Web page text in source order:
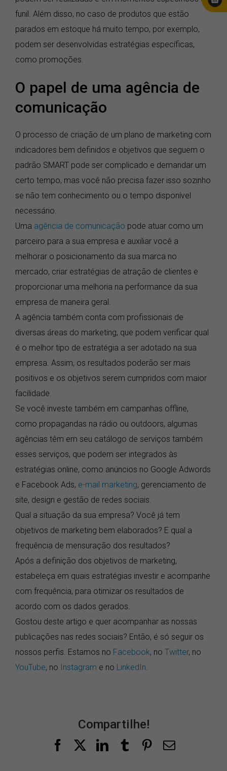
funil. Além disso, no caso de produtos que estão
parados em estoque há muito tempo, por exemplo,
podem ser desenvolvidas estratégias específicas,
como promoções.
O papel de uma agência de
comunicação
O processo de criação de um plano de marketing com
indicadores bem definidos e objetivos que seguem o
padrão SMART pode ser complicado e demandar um
certo tempo, mas você não precisa fazer isso sozinho
se não tem conhecimento ou o tempo disponível
necessário.
Uma agência de comunicação pode atuar como um
parceiro para a sua empresa e auxiliar você a
melhorar o posicionamento da sua marca no
mercado, criar estratégias de atração de clientes e
proporcionar uma melhoria na performance da sua
empresa de maneira geral.
A agência também conta com profissionais de
diversas áreas do marketing, que podem verificar qual
é o melhor tipo de estratégia a ser adotado na sua
empresa. Assim, os resultados poderão ser mais
positivos e os objetivos serem cumpridos com maior
facilidade.
Se você investe também em campanhas offline,
como propagandas na rádio ou outdoors, algumas
agências têm em seu catálogo de serviços também
esses serviços, que podem ser integrados às
estratégias online, como anúncios no Google Adwords
e Facebook Ads, e-mail marketing, gerenciamento de
site, design e gestão de redes sociais.
Qual a situação da sua empresa? Você já tem
objetivos de marketing bem elaborados? E qual a
frequência de mensuração dos resultados?
Após a definição dos objetivos de marketing,
estabeleça em quais estratégias investir e acompanhe
com frequência, para otimizar os resultados de
acordo com os dados gerados.
Gostou deste artigo e quer acompanhar as nossas
publicações nas redes sociais? Então, é só seguir os
nossos perfis. Estamos no Facebook, no Twitter, no
YouTube, no Instagram e no LinkedIn
Compartilhe!
FacebookLinkedInTumblrPinterest
E-